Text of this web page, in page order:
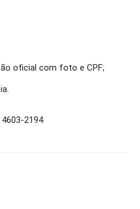
oficial com foto e CPF;
2194